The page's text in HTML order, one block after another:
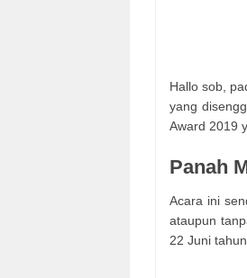
Hallo sob,
yang
Award 2019
Panah
Acara ini
ataupun
22 Juni